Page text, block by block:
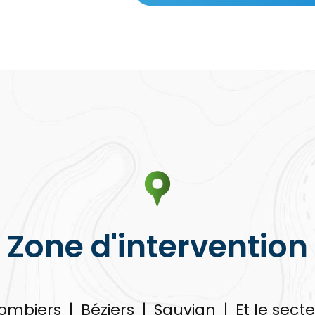
Zone d'intervention
| Béziers | Sauvian | Et le